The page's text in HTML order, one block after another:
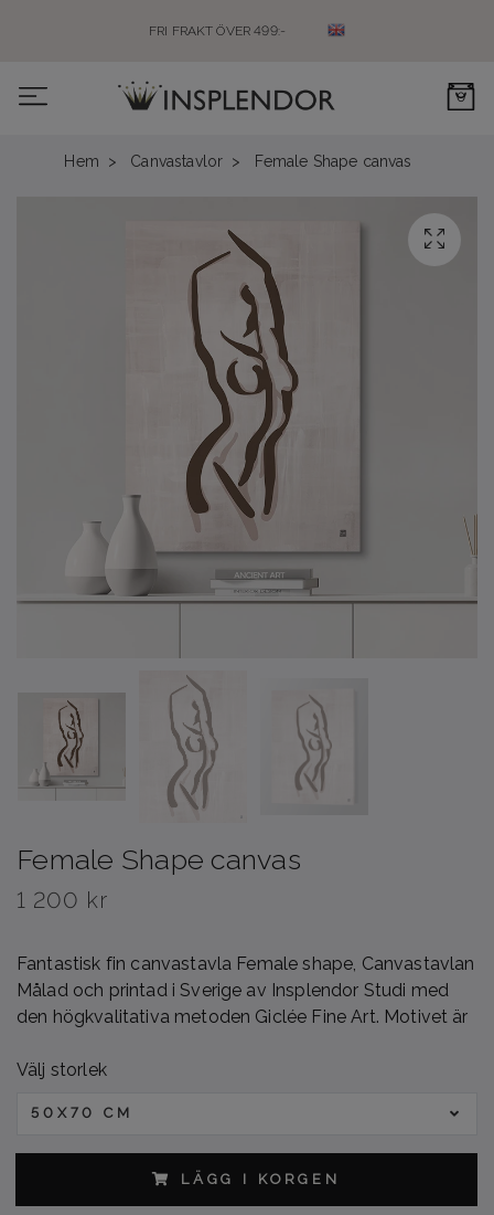
FRI FRAKT ÖVER 499:-
0
Hem Canvastavlor Female Shape canvas
Female Shape canvas
1 200 kr
Fantastisk fin canvastavla Female shape, Canvastavlan
Målad och printad i Sverige av Insplendor Studi med
den högkvalitativa metoden Giclée Fine Art. Motivet är
Välj storlek
50X70 CM
LÄGG I KORGEN